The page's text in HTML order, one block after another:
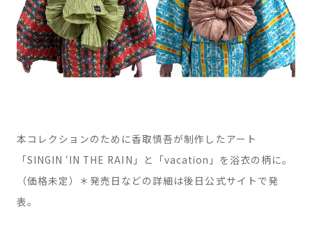
本コレクションのために香取慎吾が制作したアート
「SINGIN ‘IN THE RAIN」と「vacation」を浴衣の柄に。
（価格未定）＊発売日などの詳細は後日公式サイトで発
表。